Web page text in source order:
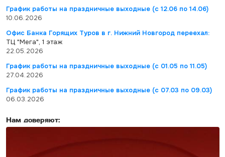
График работы на праздничные выходные (с 12.06 по 14.06)
10.06.2026
Офис Банка Горящих Туров в г. Нижний Новгород переехал:
ТЦ "Мега", 1 этаж
22.05.2026
График работы на праздничные выходные (с 01.05 по 11.05)
27.04.2026
График работы на праздничные выходные (с 07.03 по 09.03)
06.03.2026
Нам доверяют: